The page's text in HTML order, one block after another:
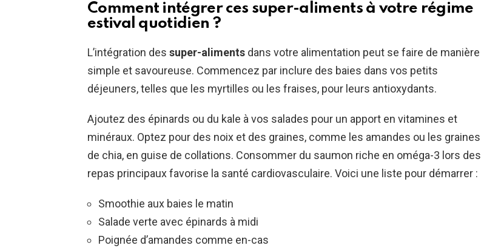
Comment intégrer ces super-alimentsà votre régime
estival quotidien ?
L’intégration des super-aliments dans votre alimentation peut se faire de manière
simple et savoureuse. Commencez par inclure des baies dans vos petits
déjeuners, telles que les myrtilles ou les fraises, pour leurs antioxydants.
Ajoutez des épinards ou du kale à vos salades pour un apport en vitamines et
minéraux. Optez pour des noix et des graines, comme les amandes ou les graines
de chia, en guise de collations. Consommer du saumon riche en oméga-3 lors des
repas principaux favorise la santé cardiovasculaire. Voici une liste pour démarrer :
Smoothie aux baies le matin
Salade verte avec épinards à midi
Poignée d’amandes comme en-cas